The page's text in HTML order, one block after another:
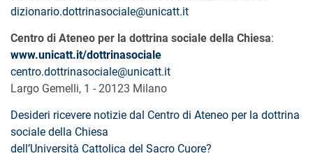
dizionario.dottrinasociale@unicatt.it
Centro di Ateneo per la dottrina sociale della Chiesa:
www.unicatt.it/dottrinasociale
centro.dottrinasociale@unicatt.it
Largo Gemelli, 1 - 20123 Milano
Desideri ricevere notizie dal Centro di Ateneo per la dottrina
sociale della Chiesa
dell’Università Cattolica del Sacro Cuore?